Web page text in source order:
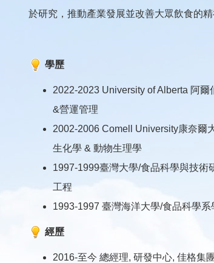
於研究，推動產業發展並改善大眾飲食的精
學歷
2022-2023 University of Alberta 阿
&營運管理
2002-2006 Comell University康奈爾
生化學 & 動物生理學
1997-1999臺灣大學/食品科學與技術
工程
1993-1997 臺灣海洋大學/食品科學
經歷
2016-至今 總經理, 研發中心, 佳格集